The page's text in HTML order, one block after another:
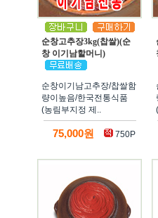
순창고추장3kg(찹쌀)(순
창 이기남할머니)
순창이기남고추장/찹쌀함
량이높음/한국전통식품
(농림부지정 제..
75,000원 750P